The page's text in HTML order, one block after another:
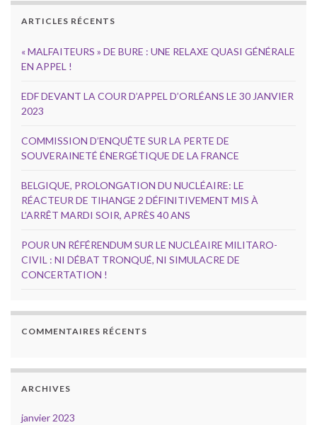
ARTICLES RÉCENTS
« MALFAITEURS » DE BURE : UNE RELAXE QUASI GÉNÉRALE
EN APPEL !
EDF DEVANT LA COUR D’APPEL D’ORLÉANS LE 30 JANVIER
2023
COMMISSION D’ENQUÊTE SUR LA PERTE DE
SOUVERAINETÉ ÉNERGÉTIQUE DE LA FRANCE
BELGIQUE, PROLONGATION DU NUCLÉAIRE: LE
RÉACTEUR DE TIHANGE 2 DÉFINITIVEMENT MIS À
L’ARRÊT MARDI SOIR, APRÈS 40 ANS
POUR UN RÉFÉRENDUM SUR LE NUCLÉAIRE MILITARO-
CIVIL : NI DÉBAT TRONQUÉ, NI SIMULACRE DE
CONCERTATION !
COMMENTAIRES RÉCENTS
ARCHIVES
janvier 2023